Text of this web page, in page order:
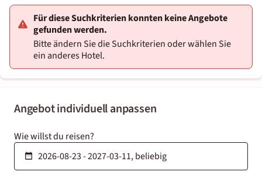
Angebot individuell anpassen
Wie willst du reisen?
Für diese Suchkriterien konnten keine Angebote
gefunden werden.
Bitte ändern Sie die Suchkriterien oder wählen Sie
ein anderes Hotel.